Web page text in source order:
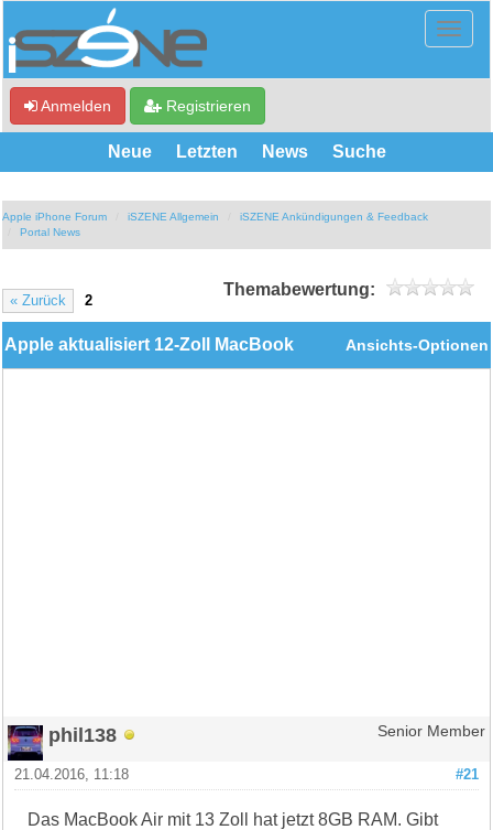
Anmelden Registrieren
Neue Letzten News Suche
Apple iPhone Forum iSZENE Allgemein
iSZENE Ankündigungen & Feedback
Portal News
« Zurück 2
Themabewertung:
Ansichts-Optionen
Apple aktualisiert 12-Zoll MacBook
phil138 Senior Member
#21
21.04.2016, 11:18
Das MacBook Air mit 13 Zoll hat jetzt 8GB RAM. Gibt